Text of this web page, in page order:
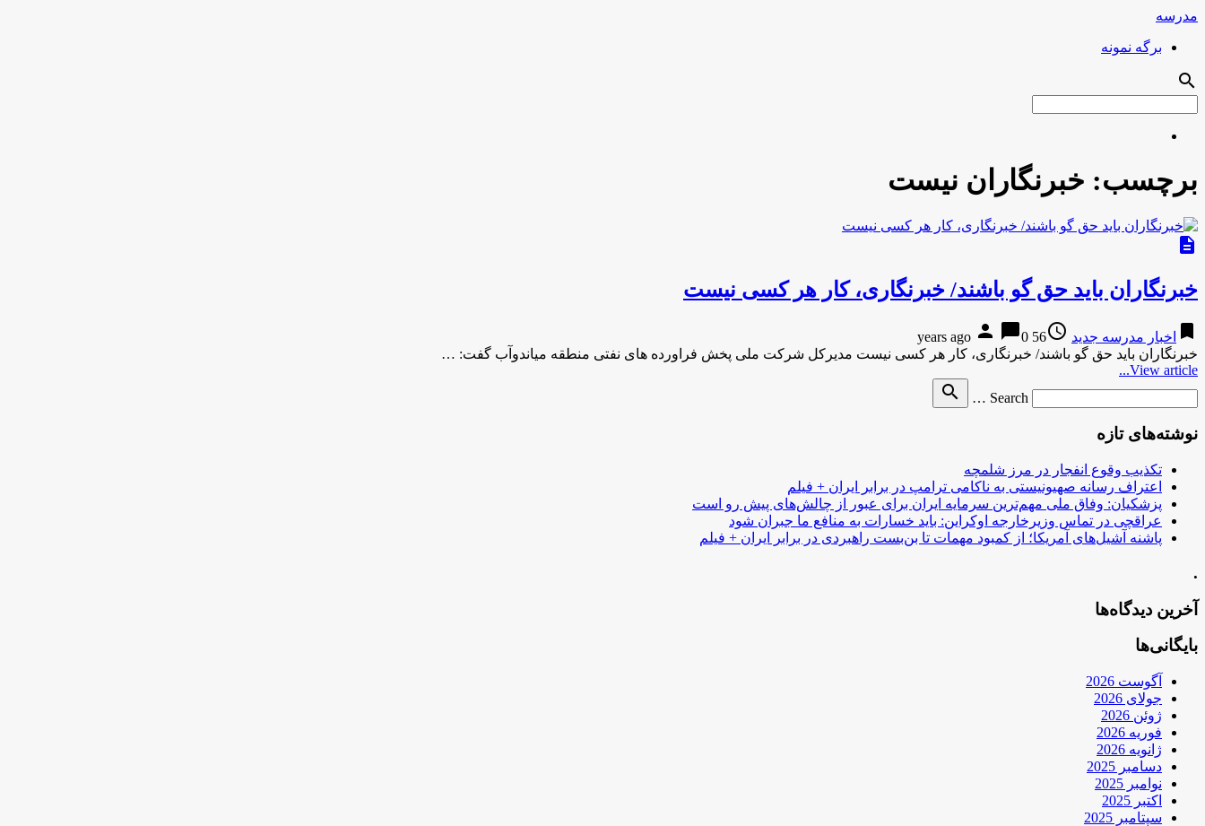
مدرسه
برگه نمونه
search
برچسب: خبرنگاران نیست
description
خبرنگاران باید حق گو باشند/ خبرنگاری، کار هر کسی نیست
bookmark اخبار مدرسه جدید access_time
56 years ago
person chat_bubble0
خبرنگاران باید حق گو باشند/ خبرنگاری، کار هر کسی نیست مدیرکل شرکت ملی پخش فراورده های نفتی منطقه میاندوآب گفت: …
View article...
Search …
search
نوشته‌های تازه
تکذیب وقوع انفجار در مرز شلمچه
اعتراف رسانه صهیونیستی به ناکامی ترامپ در برابر ایران + فیلم
پزشکیان: وفاق ملی مهم‌ترین سرمایه ایران برای عبور از چالش‌های پیش رو است
عراقچی در تماس وزیرخارجه اوکراین: باید خسارات به منافع ما جبران شود
پاشنه آشیل‌های آمریکا؛ از کمبود مهمات تا بن‌بست راهبردی در برابر ایران + فیلم
.
آخرین دیدگاه‌ها
بایگانی‌ها
آگوست 2026
جولای 2026
ژوئن 2026
فوریه 2026
ژانویه 2026
دسامبر 2025
نوامبر 2025
اکتبر 2025
سپتامبر 2025